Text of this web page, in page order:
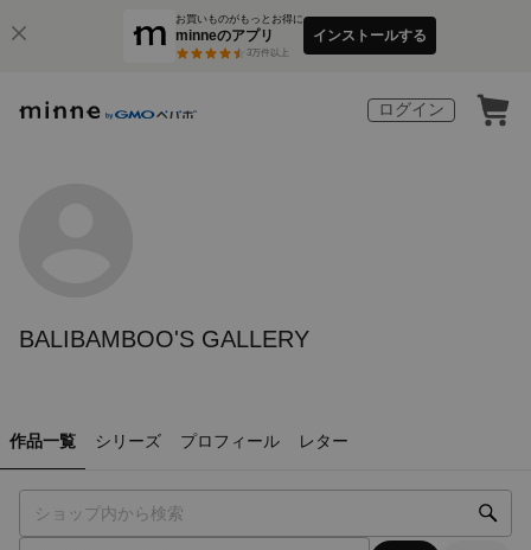
お買いものがもっとお得に
minneのアプリ
3万件以上
インストールする
ログイン
BALIBAMBOO'S GALLERY
作品一覧 シリーズ プロフィール レター